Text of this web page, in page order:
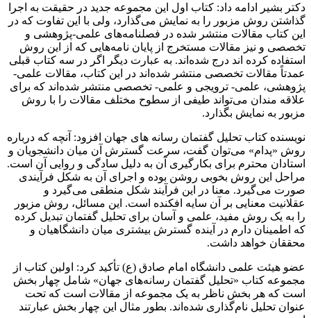
دکتر بشیر ادامه داد: کتاب اول این مجموعه جدید در حقیقت به اجرا
گذاشتن روش مزبور را به نمایش می‌گذارد، ولی با این تفاوت که در
این کتاب مقالات منتشر شده در فصلنامه‌های علمی-پژوهشی و
تخصصی و نیز مقالات مستخرج از پایان نامه‌هایی که از این روش
استفاده کرده اند درج شده‌اند‌. به عبارت دیگر اگر در سه کتاب قبلی
عمدتاً مقالات تخصصی منتشر شده‌اند در این کتاب، مقالات علمی-
پژوهشی، علمی- ترویجی و علمی- تخصصی منتشر شده‌اند که برای
علاقه مندان می‌تواند طیفی از سطوح مختلف مقالات را با روش
مزبور به نمایش بگذارد‌.
نویسنده کتاب تحلیل گفتمان رسانه های جهان افزود: آنچه که درباره
روش «پدام» می‌توان گفت، سرعت گسترش آن میان دانشجویان و
استادان محترم برای بکارگیری آن به دلیل سادگی و روایی آن است‌.
مراحل این روش بخوبی روشن بوده و اجرای آن به شکل فرآیندی
صورت می‌گیرد‌. معنا در این فرآیند شکل منطقی می‌گیرد و
عقلانیت معنایی بر آن سایه افکنده است‌. این مسائل، روش مزبور
را به یک روش مفید، علمی و آسان برای تحلیل گفتمان تبدیل کرده
که اطمینان دارم در آینده گسترش بیشتری میان دانشگاهیان و
محققان خواهد داشت‌.
عضو هیئت علمی دانشگاه امام صادق (ع) تأکید کرد: اولین کتاب از
مجموعه کتاب «تحلیل گفتمان رسانه‌های جهان» شامل چهار بخش
است که هر بخش ناظر به یک مجموعه از مقالات است که تحت
عنوان تحلیل نام‌گذاری شده‌اند‌. بطور مثال این چهار بخش عبارتند